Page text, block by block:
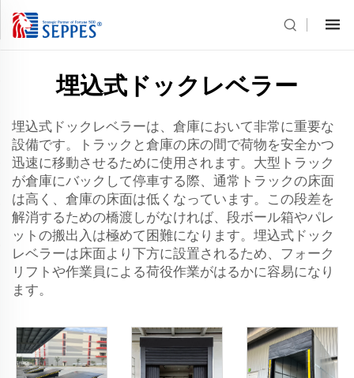
埋込式ドックレベラー
埋込式ドックレベラーは、倉庫において非常に重要な
設備です。トラックと倉庫の床の間で荷物を安全かつ
迅速に移動させるために使用されます。大型トラック
が倉庫にバックして停車する際、通常トラックの床面
は高く、倉庫の床面は低くなっています。この段差を
解消するための橋渡しがなければ、段ボール箱やパレ
ットの搬出入は極めて困難になります。埋込式ドック
レベラーは床面より下方に設置されるため、フォーク
リフトや作業員による荷役作業がはるかに容易になり
ます。